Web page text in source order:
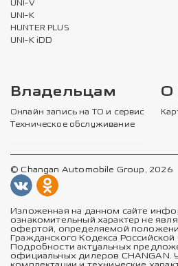
UNI-V
UNI-K
HUNTER PLUS
UNI-K iDD
Владельцам
Онлайн запись на ТО и сервис
Техническое обслуживание
О
© Changan Automobile Group, 2026
Изложенная на данном сайте
ознакомительный характер не
офертой, определяемой
Гражданского Кодекса
Подробности актуальных
официальных дилеров CHANGAN.